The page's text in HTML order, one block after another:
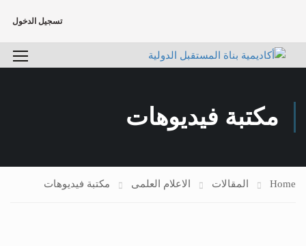
تسجيل الدخول
مكتبة فيديوهات
Home المقالات الاعلام العلمى مكتبة فيديوهات